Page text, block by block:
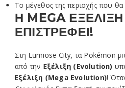
Το μέγεθος της περιοχής που θα
Η MEGA ΕΞΕΛΙΞΗ
ΕΠΙΣΤΡΕΦΕΙ!
Στη Lumiose City, τα Pokémon
από την Εξέλιξη (Evolution)
Εξέλιξη (Mega Evolution)!